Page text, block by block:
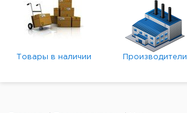
Товары в наличии Производители